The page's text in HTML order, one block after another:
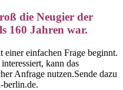
die Neugier der
160 Jahren war.
einer einfachen Frage beginnt.
kann das
Anfrage nutzen.Sende dazu
berlin.de.